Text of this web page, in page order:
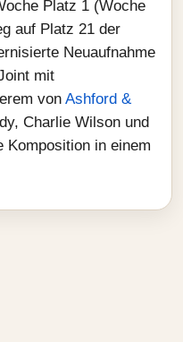
Platz 1 (Woche
auf Platz 21 der
Neuaufnahme
mit
von Ashford &
Charlie Wilson und
Komposition in einem